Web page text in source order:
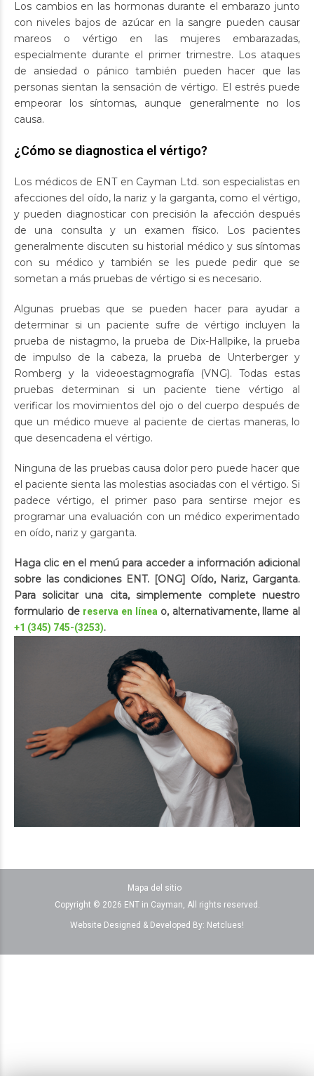
Los cambios en las hormonas durante el embarazo junto
con niveles bajos de azúcar en la sangre pueden causar
mareos o vértigo en las mujeres embarazadas,
especialmente durante el primer trimestre. Los ataques
de ansiedad o pánico también pueden hacer que las
personas sientan la sensación de vértigo. El estrés puede
empeorar los síntomas, aunque generalmente no los
causa.
¿Cómo se diagnostica el vértigo?
Los médicos de ENT en Cayman Ltd. son especialistas en
afecciones del oído, la nariz y la garganta, como el vértigo,
y pueden diagnosticar con precisión la afección después
de una consulta y un examen físico. Los pacientes
generalmente discuten su historial médico y sus síntomas
con su médico y también se les puede pedir que se
sometan a más pruebas de vértigo si es necesario.
Algunas pruebas que se pueden hacer para ayudar a
determinar si un paciente sufre de vértigo incluyen la
prueba de nistagmo, la prueba de Dix-Hallpike, la prueba
de impulso de la cabeza, la prueba de Unterberger y
Romberg y la videoestagmografía (VNG). Todas estas
pruebas determinan si un paciente tiene vértigo al
verificar los movimientos del ojo o del cuerpo después de
que un médico mueve al paciente de ciertas maneras, lo
que desencadena el vértigo.
Ninguna de las pruebas causa dolor pero puede hacer que
el paciente sienta las molestias asociadas con el vértigo. Si
padece vértigo, el primer paso para sentirse mejor es
programar una evaluación con un médico experimentado
en oído, nariz y garganta.
Haga clic en el menú para acceder a información adicional
sobre las condiciones ENT. [ONG] Oído, Nariz, Garganta.
Para solicitar una cita, simplemente complete nuestro
formulario de reserva en línea o, alternativamente, llame al
+1 (345) 745-(3253).
Mapa del sitio
Copyright © 2026 ENT in Cayman, All rights reserved.
Website Designed & Developed By: Netclues!